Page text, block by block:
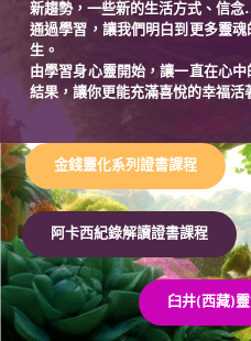
新趨勢，一些新的生活方式、信
通過學習，讓我們明白到更多靈
生。
由學習身心靈開始，讓一直在心
結果，讓你更能充滿喜悅的幸福活
臼井(西藏)
阿卡西紀錄解讀證書課程
金錢靈化系列證書課程